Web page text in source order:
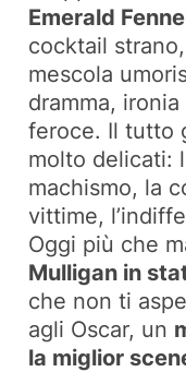
Emerald
cocktail
mescola
dramma,
feroce. Il tutto
molto delicati:
machismo, la
vittime,
Oggi più che
Mulligan in
che non ti
agli Oscar, un
la miglior